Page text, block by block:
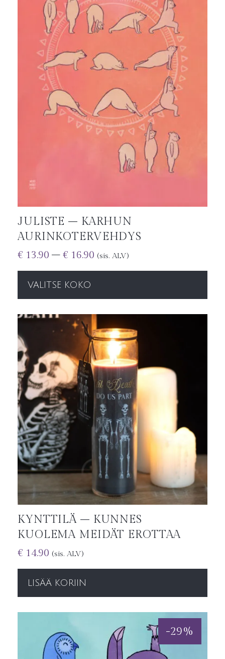
JULISTE – KARHUN
AURINKOTERVEHDYS
€ 13.90 – € 16.90 (sis. ALV)
VALITSE KOKO
KYNTTILÄ – KUNNES
KUOLEMA MEIDÄT EROTTAA
€ 14.90 (sis. ALV)
LISÄÄ KORIIN
-29%